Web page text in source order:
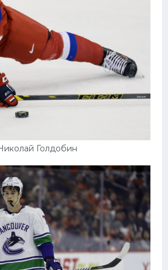
Голдобин